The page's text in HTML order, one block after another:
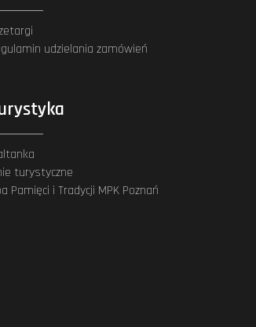
udzielania zamówień
turystyczne
Pamięci i Tradycji MPK Poznań